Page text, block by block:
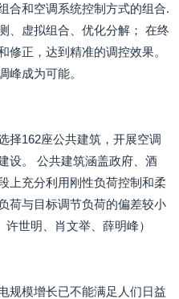
合和空调系统控制方式的组合.
、虚拟组合、优化分解； 在终
修正，达到精准的调控效果。
峰成为可能。
择162座公共建筑，开展空调
设。 公共建筑涵盖政府、酒
上充分利用刚性负荷控制和柔
荷与目标调节负荷的偏差较小
世明、肖文举、薛明峰）
规模增长已不能满足人们日益